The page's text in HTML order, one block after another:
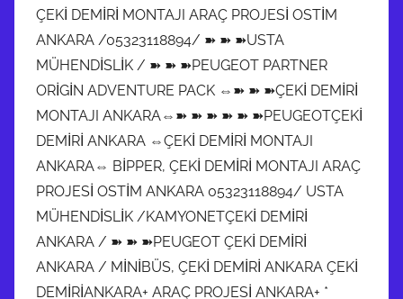
ÇEKİ DEMİRİ MONTAJI ARAÇ PROJESİ OSTİM
ANKARA /05323118894/ ➽ ➽ ➽USTA
MÜHENDİSLİK / ➽ ➽ ➽PEUGEOT PARTNER
ORİGİN ADVENTURE PACK ⇔➽ ➽ ➽ÇEKİ DEMİRİ
MONTAJI ANKARA⇔➽ ➽ ➽ ➽ ➽ ➽PEUGEOTÇEKİ
DEMİRİ ANKARA ⇔ÇEKİ DEMİRİ MONTAJI
ANKARA⇔ BİPPER, ÇEKİ DEMİRİ MONTAJI ARAÇ
PROJESİ OSTİM ANKARA 05323118894/ USTA
MÜHENDİSLİK /KAMYONETÇEKİ DEMİRİ
ANKARA / ➽ ➽ ➽PEUGEOT ÇEKİ DEMİRİ
ANKARA / MİNİBÜS, ÇEKİ DEMİRİ ANKARA ÇEKİ
DEMİRİANKARA+ ARAÇ PROJESİ ANKARA+ *